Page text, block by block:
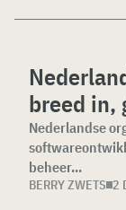
breed in,
Nederlandse
beheer...
BERRY ZWETS 2